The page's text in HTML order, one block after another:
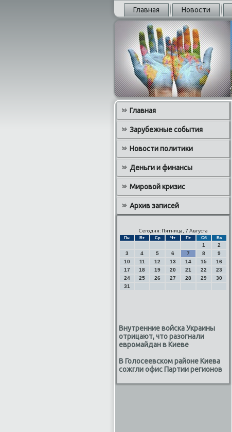
Главная Новости
Главная
Зарубежные события
Новости политики
Деньги и финансы
Мировой кризис
Архив записей
Сегодня: Пятница, 7 Августа
Пн Вт Ср Чт Пт Сб Вс
1
2
3
4 5 6 7 8
9
10
11 12 13 14 15
16
17
18 19 20 21 22
23
24
25 26 27 28 29
30
31
Внутренние войска Украины
отрицают, что разогнали
евромайдан в Киеве
В Голосеевском районе Киева
сожгли офис Партии регионов